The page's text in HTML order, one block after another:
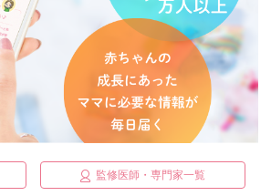
監修医師・専門家一覧